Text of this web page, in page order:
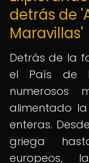
detrás de
Maravillas'
Detrás de la
el País de
numerosos
alimentado
enteras.
griega
europeos,